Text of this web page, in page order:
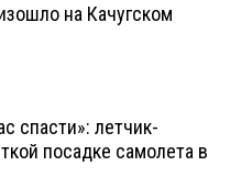
на Качугском
спасти»: летчик-
посадке самолета в